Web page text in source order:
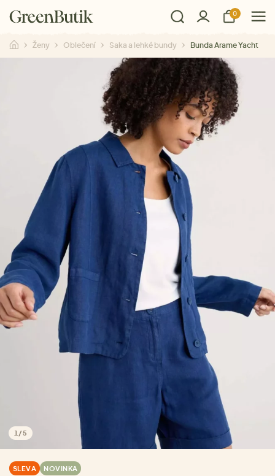
0
Ženy Oblečení Saka a lehké bundy Bunda Arame Yacht
1 /5
SLEVA NOVINKA